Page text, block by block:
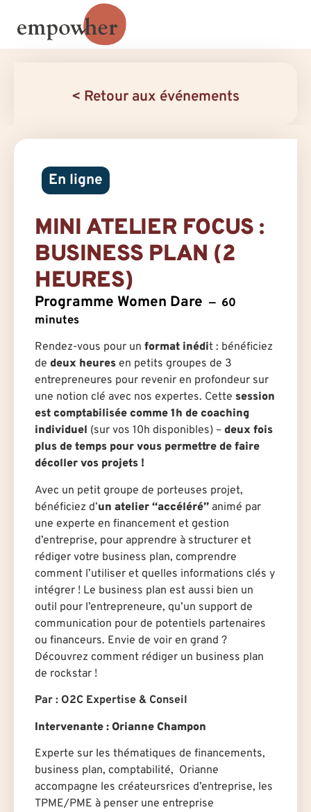
< Retour aux événements
En ligne
MINI ATELIER FOCUS :
BUSINESS PLAN (2
HEURES)
Programme Women Dare
60
minutes
Rendez-vous pour un format inédit : bénéficiez
de deux heures en petits groupes de 3
entrepreneures pour revenir en profondeur sur
une notion clé avec nos expertes. Cette session
est comptabilisée comme 1h de coaching
individuel (sur vos 10h disponibles) – deux fois
plus de temps pour vous permettre de faire
décoller vos projets !
Avec un petit groupe de porteuses projet,
bénéficiez d’un atelier “accéléré” animé par
une experte en financement et gestion
d’entreprise, pour apprendre à structurer et
rédiger votre business plan, comprendre
comment l’utiliser et quelles informations clés y
intégrer ! Le business plan est aussi bien un
outil pour l’entrepreneur·e, qu’un support de
communication pour de potentiels partenaires
ou financeurs. Envie de voir en grand ?
Découvrez comment rédiger un business plan
de rockstar !
Par : O2C Expertise & Conseil
Intervenante : Orianne Champon
Experte sur les thématiques de financements,
business plan, comptabilité, Orianne
accompagne les créateurs·rices d’entreprise, les
TPME/PME à penser une entreprise